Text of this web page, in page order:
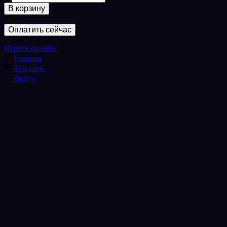
товара
Amazon
Adventures
В корзину
Оплатить сейчас
Играть онлайн
Главная
Магазин
Войти